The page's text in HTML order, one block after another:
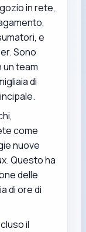
in rete,
e
Sono
un team
di
come
nuove
Questo ha
delle
di ore di
il